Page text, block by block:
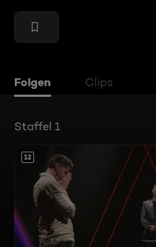
Folgen Clips
Staffel 1
12